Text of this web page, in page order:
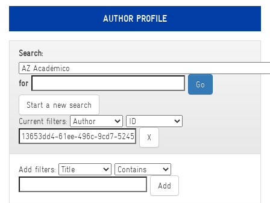
AUTHOR PROFILE
Search:
for
Start a new search
Current filters:
Add filters: